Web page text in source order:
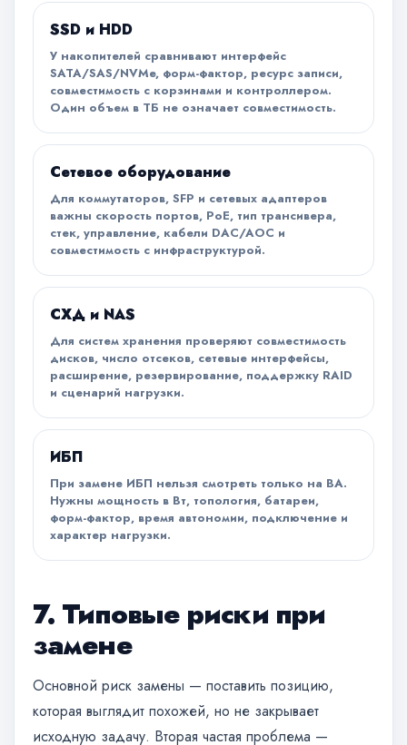
SSD и HDD
У накопителей сравнивают интерфейс
SATA/SAS/NVMe, форм-фактор, ресурс записи,
совместимость с корзинами и контроллером.
Один объем в ТБ не означает совместимость.
Сетевое оборудование
Для коммутаторов, SFP и сетевых адаптеров
важны скорость портов, PoE, тип трансивера,
стек, управление, кабели DAC/AOC и
совместимость с инфраструктурой.
СХД и NAS
Для систем хранения проверяют совместимость
дисков, число отсеков, сетевые интерфейсы,
расширение, резервирование, поддержку RAID
и сценарий нагрузки.
ИБП
При замене ИБП нельзя смотреть только на ВА.
Нужны мощность в Вт, топология, батареи,
форм-фактор, время автономии, подключение и
характер нагрузки.
7. Типовые риски при
замене
Основной риск замены — поставить позицию,
которая выглядит похожей, но не закрывает
исходную задачу. Вторая частая проблема —